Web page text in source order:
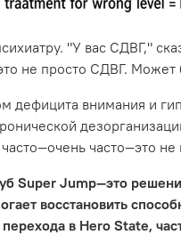
"У вас СДВГ,"
не просто СДВГ. Может
дефицита внимания и
часто—это
Super Jump—это
восстановить
в Hero State,